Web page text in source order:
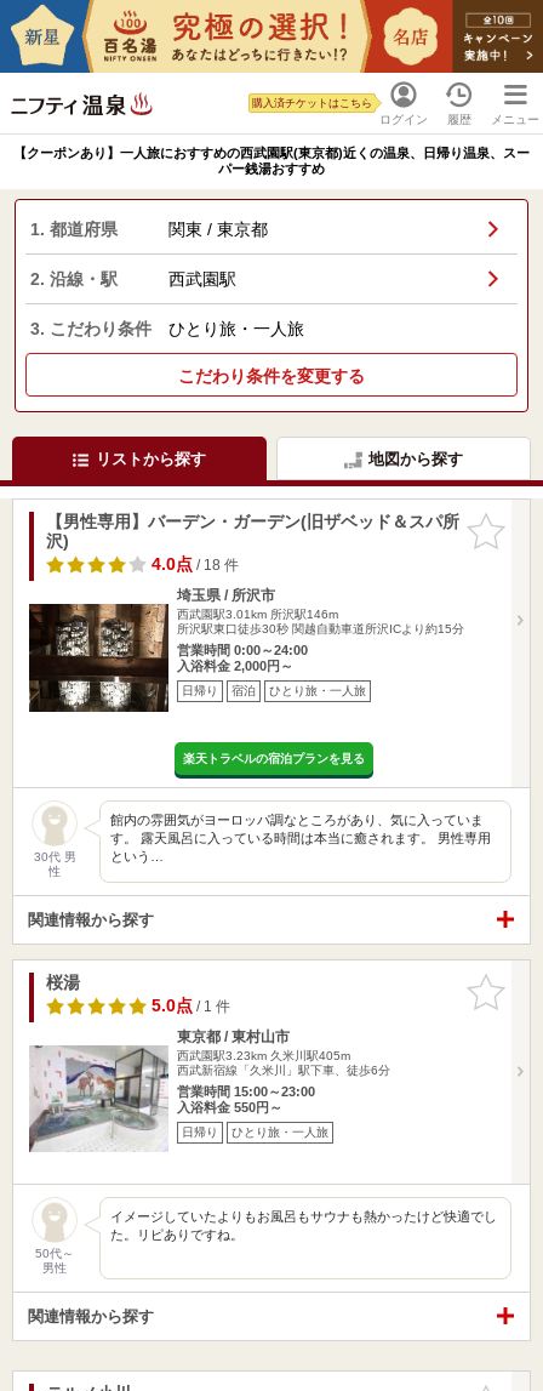
ログイン
購入済チケットはこちら
履歴 メニュー
【クーポンあり】一人旅におすすめの西武園駅(東京都)近くの温泉、日帰り温泉、スー
パー銭湯おすすめ
1. 都道府県 関東 / 東京都
2. 沿線・駅 西武園駅
3. こだわり条件 ひとり旅・一人旅
こだわり条件を変更する
リストから探す 地図から探す
お気に入
りに追加
【男性専用】バーデン・ガーデン(旧ザベッド＆スパ所
沢)
4.0点/ 18 件
埼玉県 / 所沢市
西武園駅3.01km 所沢駅146m
所沢駅東口徒歩30秒 関越自動車道所沢ICより約15分
営業時間 0:00～24:00
入浴料金 2,000円～
日帰り 宿泊 ひとり旅・一人旅
楽天トラベルの宿泊プランを見る
30代 男
性
館内の雰囲気がヨーロッパ調なところがあり、気に入っていま
す。 露天風呂に入っている時間は本当に癒されます。 男性専用
という…
関連情報から探す
お気に入
りに追加
桜湯
5.0点/ 1 件
東京都 / 東村山市
西武園駅3.23km 久米川駅405m
西武新宿線「久米川」駅下車、徒歩6分
営業時間 15:00～23:00
入浴料金 550円～
日帰り ひとり旅・一人旅
50代～
男性
イメージしていたよりもお風呂もサウナも熱かったけど快適でし
た。リピありですね。
関連情報から探す